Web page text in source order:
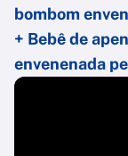
bombom
+ Bebê de
envenenada